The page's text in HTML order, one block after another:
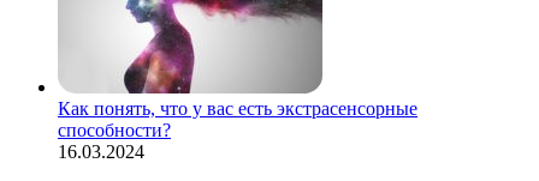
Как понять, что у вас есть экстрасенсорные
способности?
16.03.2024